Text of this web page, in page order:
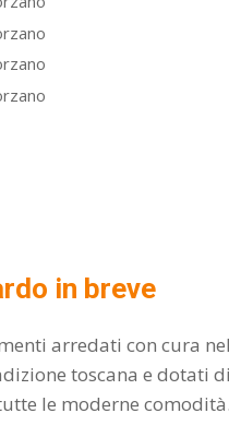
in breve
arredati con cura nel
toscana e dotati di
le moderne